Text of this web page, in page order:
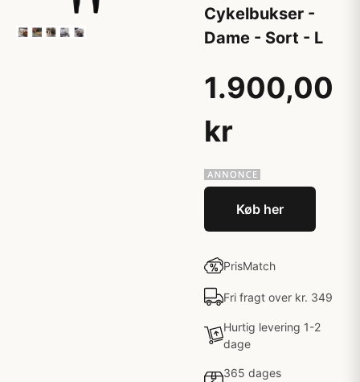
Cykelbukser -
Dame - Sort - L
1.900,00
kr
Køb her
PrisMatch
Fri fragt over kr. 349
Hurtig levering 1-2
dage
365 dages